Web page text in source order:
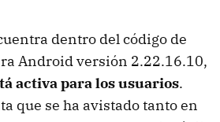
dentro del código de
Android versión 2.22.16.10,
activa para los usuarios.
que se ha avistado tanto en